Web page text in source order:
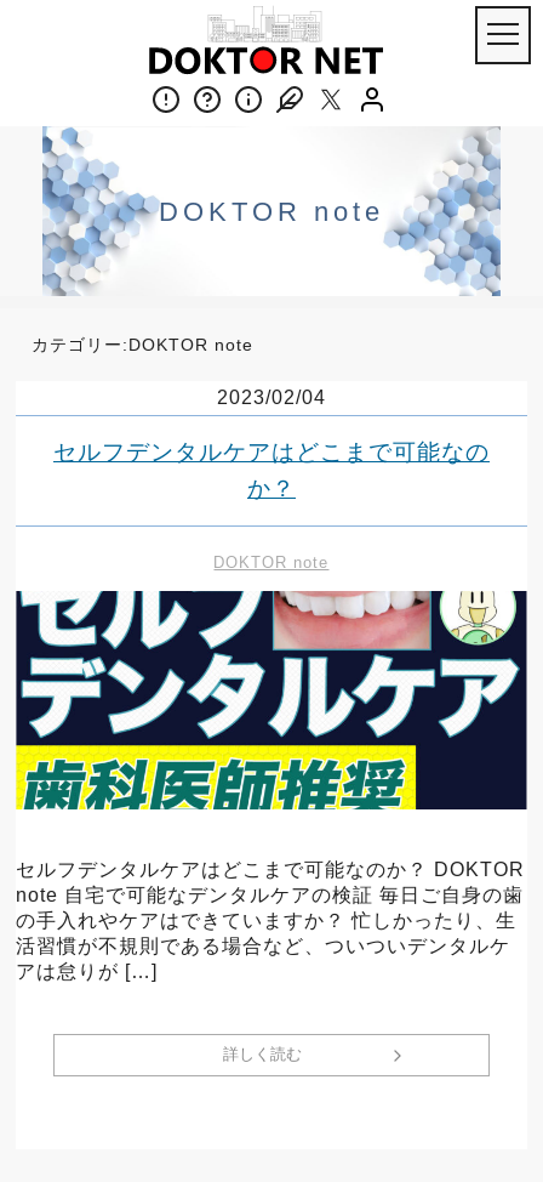
DOKTOR note
カテゴリー:DOKTOR note
2023/02/04
セルフデンタルケアはどこまで可能なの
か？
DOKTOR note
セルフデンタルケアはどこまで可能なのか？ DOKTOR
note 自宅で可能なデンタルケアの検証 毎日ご自身の歯
の手入れやケアはできていますか？ 忙しかったり、生
活習慣が不規則である場合など、ついついデンタルケ
アは怠りが […]
詳しく読む